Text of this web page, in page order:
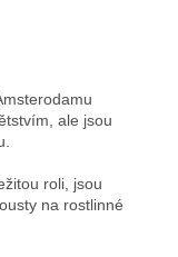
ale jsou
roli, jsou
na rostlinné